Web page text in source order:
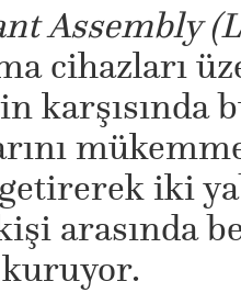
Assembly
cihazları
iki
arasında
kuruyor.